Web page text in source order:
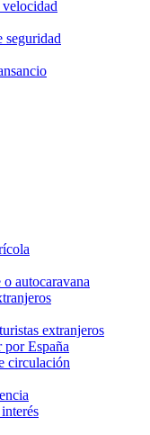
seguridad
autocaravana
extranjeros
por España
circulación